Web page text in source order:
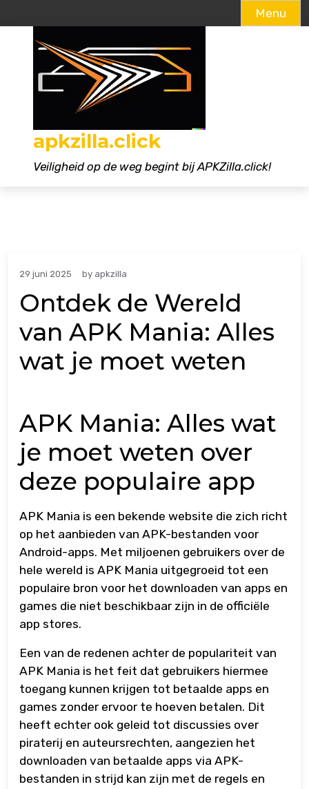
Menu
apkzilla.click
Veiligheid op de weg begint bij APKZilla.click!
29 juni 2025 by apkzilla
Ontdek de Wereld
van APK Mania: Alles
wat je moet weten
APK Mania: Alles wat
je moet weten over
deze populaire app
APK Mania is een bekende website die zich richt
op het aanbieden van APK-bestanden voor
Android-apps. Met miljoenen gebruikers over de
hele wereld is APK Mania uitgegroeid tot een
populaire bron voor het downloaden van apps en
games die niet beschikbaar zijn in de officiële
app stores.
Een van de redenen achter de populariteit van
APK Mania is het feit dat gebruikers hiermee
toegang kunnen krijgen tot betaalde apps en
games zonder ervoor te hoeven betalen. Dit
heeft echter ook geleid tot discussies over
piraterij en auteursrechten, aangezien het
downloaden van betaalde apps via APK-
bestanden in strijd kan zijn met de regels en